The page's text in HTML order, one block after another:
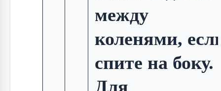
между
коленями,
спите на боку.
Для